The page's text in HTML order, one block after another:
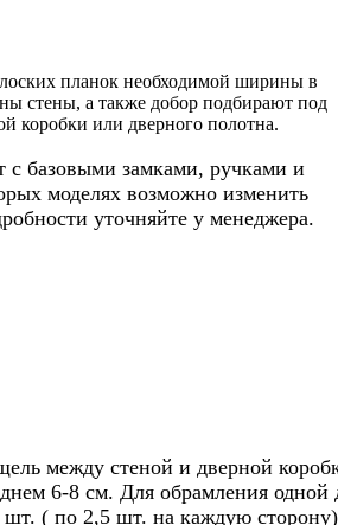
планок необходимой ширины в
стены, а также добор подбирают под
коробки или дверного полотна.
базовыми замками, ручками и
моделях возможно изменить
уточняйте у менеджера.
между стеной и дверной
6-8 см. Для обрамления одной
шт. ( по 2,5 шт. на каждую сторону)